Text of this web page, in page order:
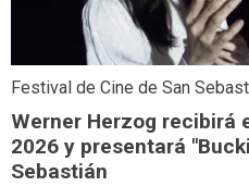
Festival de Cine de San
Werner Herzog recibirá
2026 y presentará
Sebastián